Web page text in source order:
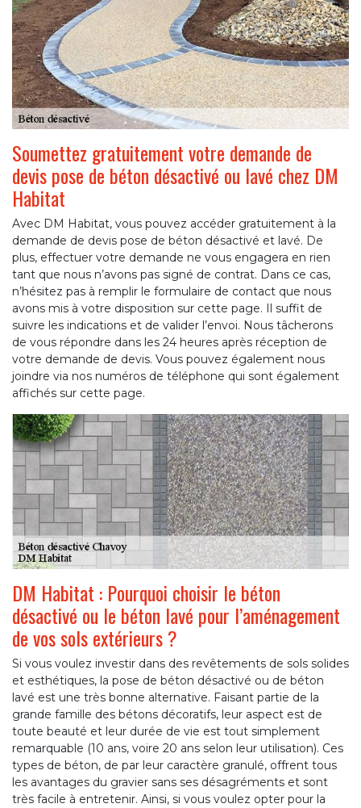
Soumettez gratuitement votre demande de
devis pose de béton désactivé ou lavé chez DM
Habitat
Avec DM Habitat, vous pouvez accéder gratuitement à la
demande de devis pose de béton désactivé et lavé. De
plus, effectuer votre demande ne vous engagera en rien
tant que nous n’avons pas signé de contrat. Dans ce cas,
n’hésitez pas à remplir le formulaire de contact que nous
avons mis à votre disposition sur cette page. Il suffit de
suivre les indications et de valider l’envoi. Nous tâcherons
de vous répondre dans les 24 heures après réception de
votre demande de devis. Vous pouvez également nous
joindre via nos numéros de téléphone qui sont également
affichés sur cette page.
DM Habitat : Pourquoi choisir le béton
désactivé ou le béton lavé pour l’aménagement
de vos sols extérieurs ?
Si vous voulez investir dans des revêtements de sols solides
et esthétiques, la pose de béton désactivé ou de béton
lavé est une très bonne alternative. Faisant partie de la
grande famille des bétons décoratifs, leur aspect est de
toute beauté et leur durée de vie est tout simplement
remarquable (10 ans, voire 20 ans selon leur utilisation). Ces
types de béton, de par leur caractère granulé, offrent tous
les avantages du gravier sans ses désagréments et sont
très facile à entretenir. Ainsi, si vous voulez opter pour la